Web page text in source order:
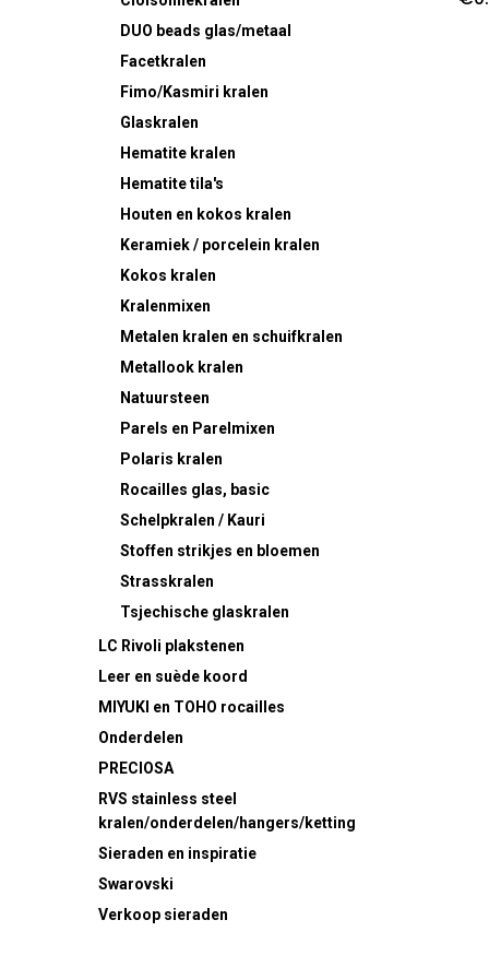
DUO beads glas/metaal
Facetkralen
Fimo/Kasmiri kralen
Glaskralen
Hematite kralen
Hematite tila's
Houten en kokos kralen
Keramiek / porcelein kralen
Kokos kralen
Kralenmixen
Metalen kralen en schuifkralen
Metallook kralen
Natuursteen
Parels en Parelmixen
Polaris kralen
Rocailles glas, basic
Schelpkralen / Kauri
Stoffen strikjes en bloemen
Strasskralen
Tsjechische glaskralen
LC Rivoli plakstenen
Leer en suède koord
MIYUKI en TOHO rocailles
Onderdelen
PRECIOSA
RVS stainless steel
kralen/onderdelen/hangers/ketting
Sieraden en inspiratie
Swarovski
Verkoop sieraden